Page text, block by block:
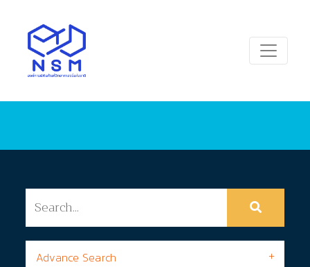
Advance Search